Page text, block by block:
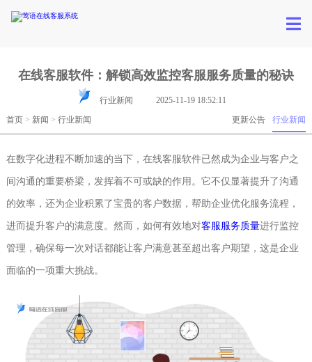
在线客服软件：解锁高效监控客服服务质量的秘诀
行业新闻
2025-11-19 18:52:11
行业新闻
更新公告
首页> 新闻 > 行业新闻
在数字化进程不断加速的当下，在线客服软件已然成为企业与客户之
间沟通的重要桥梁，发挥着不可或缺的作用。它不仅显著提升了沟通
的效率，还为企业积累了宝贵的客户数据，帮助企业优化服务流程，
进而提升客户的满意度。然而，如何有效地对客服服务质量进行监控
管理，确保每一次对话都能让客户满意甚至超出客户期望，这是企业
面临的一项重大挑战。